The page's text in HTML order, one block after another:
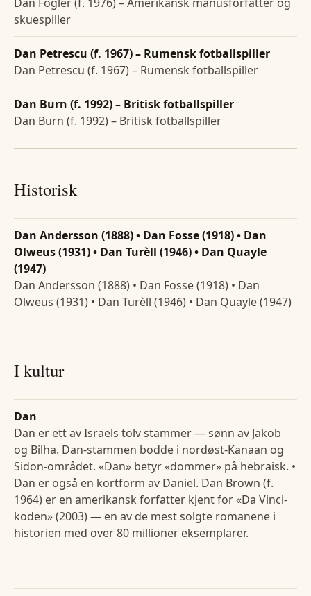
Dan Fogler (f. 1976) – Amerikansk manusforfatter og
skuespiller
Dan Petrescu (f. 1967) – Rumensk fotballspiller
Dan Petrescu (f. 1967) – Rumensk fotballspiller
Dan Burn (f. 1992) – Britisk fotballspiller
Dan Burn (f. 1992) – Britisk fotballspiller
Historisk
Dan Andersson (1888) • Dan Fosse (1918) • Dan
Olweus (1931) • Dan Turèll (1946) • Dan Quayle
(1947)
Dan Andersson (1888) • Dan Fosse (1918) • Dan
Olweus (1931) • Dan Turèll (1946) • Dan Quayle (1947)
I kultur
Dan
Dan er ett av Israels tolv stammer — sønn av Jakob
og Bilha. Dan-stammen bodde i nordøst-Kanaan og
Sidon-området. «Dan» betyr «dommer» på hebraisk. •
Dan er også en kortform av Daniel. Dan Brown (f.
1964) er en amerikansk forfatter kjent for «Da Vinci-
koden» (2003) — en av de mest solgte romanene i
historien med over 80 millioner eksemplarer.